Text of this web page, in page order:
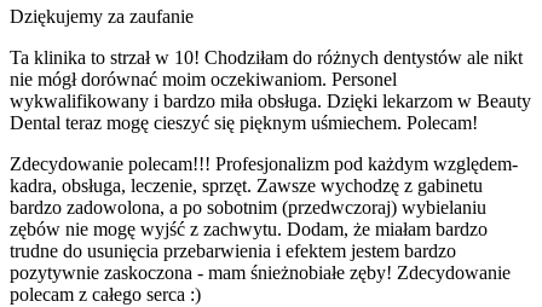
Dziękujemy za zaufanie
Ta klinika to strzał w 10! Chodziłam do różnych dentystów ale nikt
nie mógł dorównać moim oczekiwaniom. Personel
wykwalifikowany i bardzo miła obsługa. Dzięki lekarzom w Beauty
Dental teraz mogę cieszyć się pięknym uśmiechem. Polecam!
Zdecydowanie polecam!!! Profesjonalizm pod każdym względem-
kadra, obsługa, leczenie, sprzęt. Zawsze wychodzę z gabinetu
bardzo zadowolona, a po sobotnim (przedwczoraj) wybielaniu
zębów nie mogę wyjść z zachwytu. Dodam, że miałam bardzo
trudne do usunięcia przebarwienia i efektem jestem bardzo
pozytywnie zaskoczona - mam śnieżnobiałe zęby! Zdecydowanie
polecam z całego serca :)